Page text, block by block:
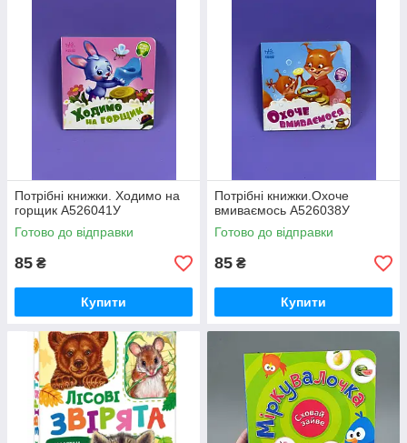
Потрібні книжки. Ходимо на
горщик А526041У
Готово до відправки
85 ₴
Купити
Потрібні книжки.Охоче
вмиваємось А526038У
Готово до відправки
85 ₴
Купити